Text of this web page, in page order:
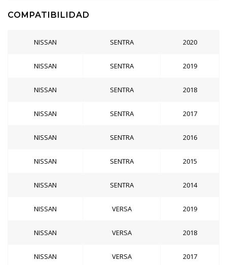
COMPATIBILIDAD
NISSAN SENTRA 2020
NISSAN SENTRA 2019
NISSAN SENTRA 2018
NISSAN SENTRA 2017
NISSAN SENTRA 2016
NISSAN SENTRA 2015
NISSAN SENTRA 2014
NISSAN VERSA 2019
NISSAN VERSA 2018
NISSAN VERSA 2017